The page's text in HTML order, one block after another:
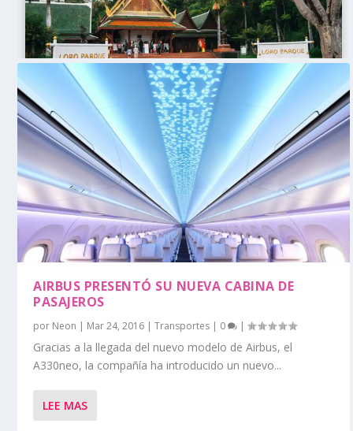
AIRBUS PRESENTÓ SU NUEVA CABINA DE
PASAJEROS
por Neon | Mar 24, 2016 |Transportes | 0 |
Gracias a la llegada del nuevo modelo de Airbus, el
A330neo, la compañía ha introducido un nuevo...
LEE MAS